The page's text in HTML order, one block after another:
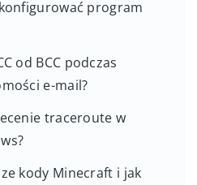
program
od BCC podczas
e-mail?
traceroute w
kody Minecraft i jak